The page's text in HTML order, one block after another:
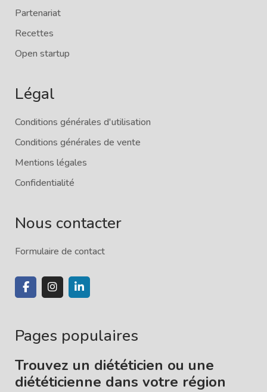
Partenariat
Recettes
Open startup
Légal
Conditions générales d'utilisation
Conditions générales de vente
Mentions légales
Confidentialité
Nous contacter
Formulaire de contact
Pages populaires
Trouvez un diététicien ou une
diététicienne dans votre région